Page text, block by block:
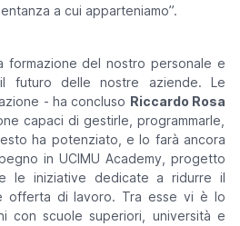
a cui apparteniamo”.
formazione del nostro personale e
futuro delle nostre aziende. Le
- ha concluso Riccardo Rosa
capaci di gestirle, programmarle,
ha potenziato, e lo farà ancora
in UCIMU Academy, progetto
le iniziative dedicate a ridurre il
offerta di lavoro. Tra esse vi è lo
con scuole superiori, università e